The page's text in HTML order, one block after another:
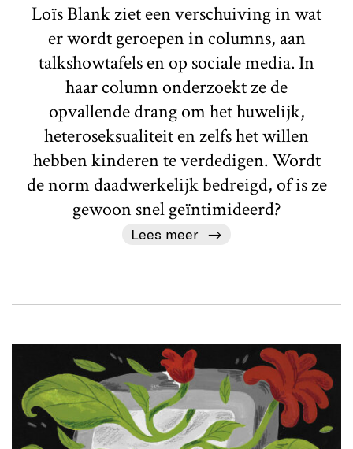
Loïs Blank ziet een verschuiving in wat
er wordt geroepen in columns, aan
talkshowtafels en op sociale media. In
haar column onderzoekt ze de
opvallende drang om het huwelijk,
heteroseksualiteit en zelfs het willen
hebben kinderen te verdedigen. Wordt
de norm daadwerkelijk bedreigd, of is ze
gewoon snel geïntimideerd?
Lees meer